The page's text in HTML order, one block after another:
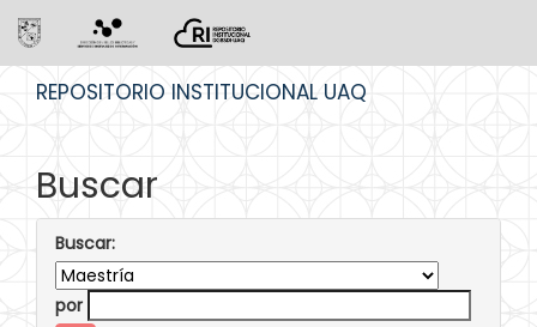
REPOSITORIO INSTITUCIONAL UAQ
Buscar
Buscar:
por